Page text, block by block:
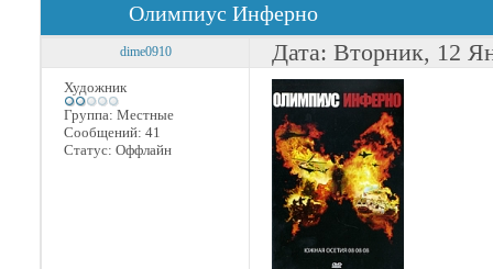
Олимпиус Инферно
dime0910 Дата: Вторник, 12
Художник
Группа: Местные
Сообщений: 41
Статус: Оффлайн